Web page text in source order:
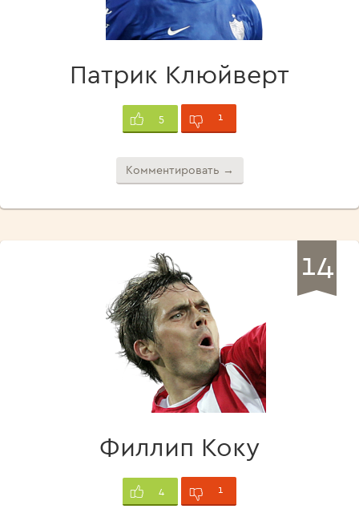
Патрик Клюйверт
5 1
Комментировать →
14
Филлип Коку
4 1